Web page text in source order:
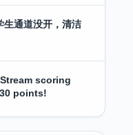
生通道没开，清洁
scoring
points!